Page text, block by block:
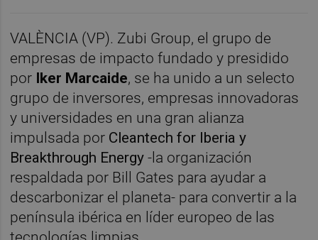
VALÈNCIA (VP). Zubi Group, el grupo de
empresas de impacto fundado y presidido
por Iker Marcaide, se ha unido a un selecto
grupo de inversores, empresas innovadoras
y universidades en una gran alianza
impulsada por Cleantech for Iberia y
Breakthrough Energy-la organización
respaldada por Bill Gates para ayudar a
descarbonizar el planeta- para convertir a la
península ibérica en líder europeo de las